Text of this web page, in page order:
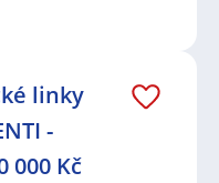
linky
-
000 Kč